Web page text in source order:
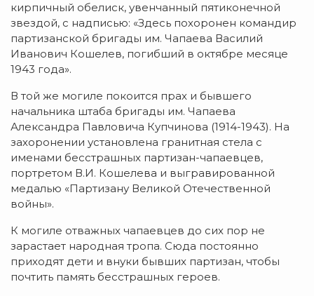
кирпичный обелиск, увенчанный пятиконечной
звездой, с надписью: «Здесь похоронен командир
партизанской бригады им. Чапаева Василий
Иванович Кошелев, погибший в октябре месяце
1943 года».
В той же могиле покоится прах и бывшего
начальника штаба бригады им. Чапаева
Александра Павловича Купчинова (1914-1943). На
захоронении установлена гранитная стела с
именами бесстрашных партизан-чапаевцев,
портретом В.И. Кошелева и выгравированной
медалью «Партизану Великой Отечественной
войны».
К могиле отважных чапаевцев до сих пор не
зарастает народная тропа. Сюда постоянно
приходят дети и внуки бывших партизан, чтобы
почтить память бесстрашных героев.